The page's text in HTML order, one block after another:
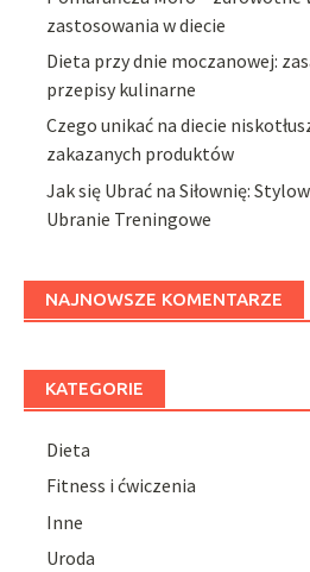
zastosowania w diecie
Dieta przy dnie moczanowej:
przepisy kulinarne
Czego unikać na diecie
zakazanych produktów
Jak się Ubrać na Siłownię:
Ubranie Treningowe
NAJNOWSZE KOMENTARZE
KATEGORIE
Dieta
Fitness i ćwiczenia
Inne
Uroda